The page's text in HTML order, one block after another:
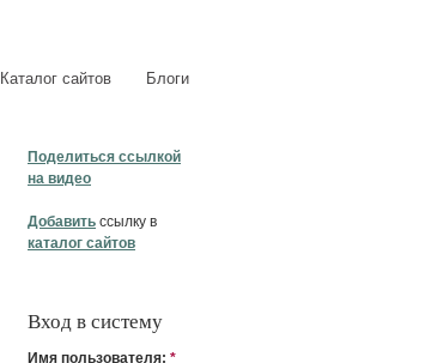
Каталог сайтов Блоги
Поделиться ссылкой
на видео
Добавить ссылку в
каталог сайтов
Вход в систему
Имя пользователя: *